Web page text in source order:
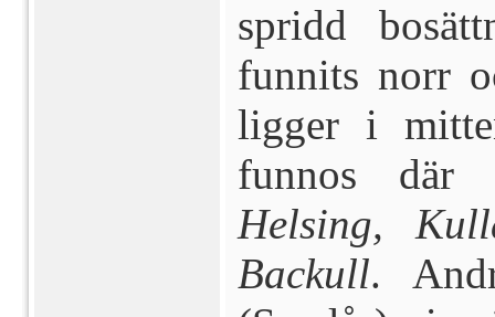
spridd
funnits norr
ligger i
funnos där
Helsing,
Backull.